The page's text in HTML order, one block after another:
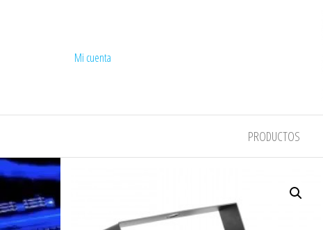
COMPEL
Mi cuenta
PRODUCTOS